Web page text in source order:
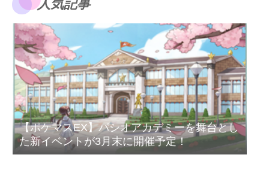
人気記事
【ポケマスEX】パシオアカデミーを舞台とし
た新イベントが3月末に開催予定！